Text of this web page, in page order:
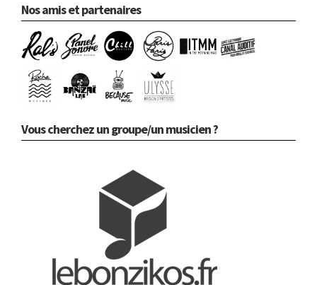
Nos amis et partenaires
Vous cherchez un groupe/un musicien ?